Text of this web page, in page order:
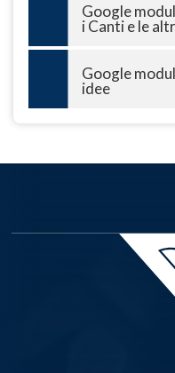
Google
i Canti e le
Google
idee